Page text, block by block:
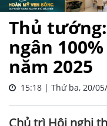
Thủ
ngân
năm 2025
15:18 | Thứ ba, 20/